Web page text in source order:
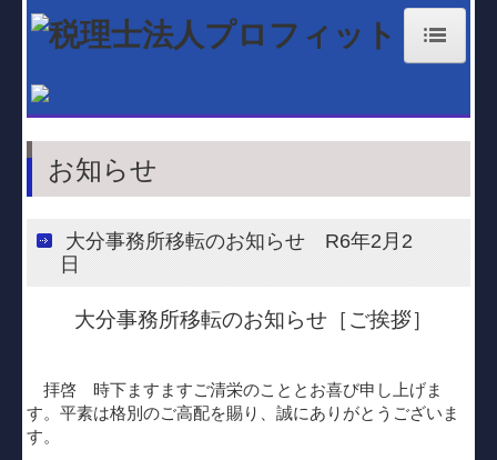
経営理念
業務案内
大分事務所
国東事務所
料金体系
お知らせ
大分事務所移転のお知らせ R6年2月2
日
大分事務所移転のお知らせ［ご挨拶］
拝啓 時下ますますご清栄のこととお喜び申し上げま
す。平素は格別のご高配を賜り、誠にありがとうございま
す。